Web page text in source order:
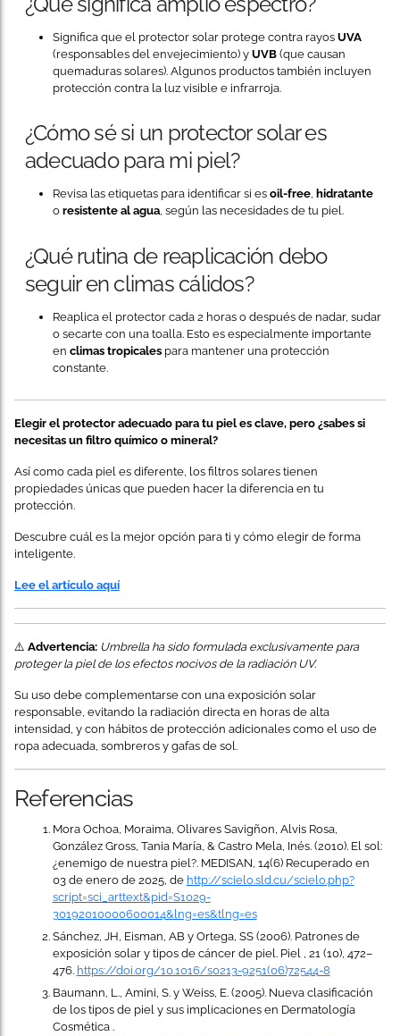
Significa que el protector solar protege contra rayos UVA
(responsables del envejecimiento) y UVB(que causan
quemaduras solares). Algunos productos también incluyen
protección contra la luz visible e infrarroja.
¿Cómo sé si un protector solar es
adecuado para mi piel?
Revisa las etiquetas para identificar si es oil-free, hidratante
o resistente al agua, según las necesidades de tu piel.
¿Qué rutina de reaplicación debo
seguir en climas cálidos?
Reaplica el protector cada 2 horas o después de nadar, sudar
o secarte con una toalla. Esto es especialmente importante
en climas tropicalespara mantener una protección
constante.
Elegir el protector adecuado para tu piel es clave, pero ¿sabes si
necesitas un filtro químico o mineral?
Así como cada piel es diferente, los filtros solares tienen
propiedades únicas que pueden hacer la diferencia en tu
protección.
Descubre cuál es la mejor opción para ti y cómo elegir de forma
inteligente.
Lee el artículo aquí
⚠️ Advertencia: Umbrella ha sido formulada exclusivamente para
proteger la piel de los efectos nocivos de la radiación UV.
Su uso debe complementarse con una exposición solar
responsable, evitando la radiación directa en horas de alta
intensidad, y con hábitos de protección adicionales como el uso de
ropa adecuada, sombreros y gafas de sol.
Referencias
Mora Ochoa, Moraima, Olivares Savigñon, Alvis Rosa,
González Gross, Tania María, & Castro Mela, Inés. (2010). El sol:
¿enemigo de nuestra piel?. MEDISAN, 14(6) Recuperado en
03 de enero de 2025, de http://scielo.sld.cu/scielo.php?
script=sci_arttext&pid=S1029-
30192010000600014&lng=es&tlng=es
Sánchez, JH, Eisman, AB y Ortega, SS (2006). Patrones de
exposición solar y tipos de cáncer de piel. Piel , 21 (10), 472–
476. https://doi.org/10.1016/s0213-9251(06)72544-8
Baumann, L., Amini, S. y Weiss, E. (2005). Nueva clasificación
de los tipos de piel y sus implicaciones en Dermatología
Cosmética .